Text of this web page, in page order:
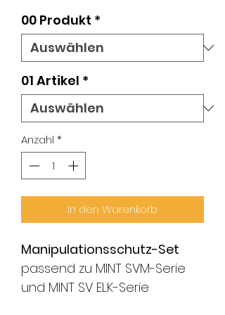
00 Produkt *
01 Artikel *
Anzahl *
In den Warenkorb
Manipulationsschutz-Set
passend zu MINT SVM-Serie
und MINT SV ELK-Serie